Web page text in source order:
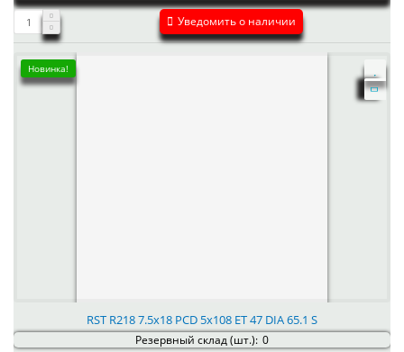
Уведомить о наличии
Новинка!
RST R218 7.5x18 PCD 5x108 ET 47 DIA 65.1 S
Резервный склад (шт.): 0